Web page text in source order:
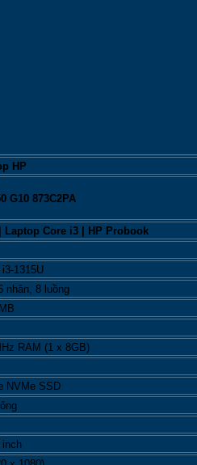
HP
G10 873C2PA
Core i3 | HP Probook
1315U
nhân, 8 luồng
RAM (1 x 8GB)
NVMe SSD
inch